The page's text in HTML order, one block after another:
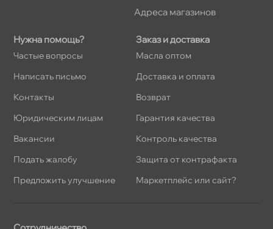
Нужна помощь?
Частые вопросы
Написать письмо
Контакты
Юридическим лицам
акансии
Подать жалобу
Предложить улучшение
Заказ и доставка
Масла оптом
Доставка и оплата
озврат
Гарантия качества
Контроль качества
Защита от контрафакта
Маркетплейс или сайт?
Адреса магазино